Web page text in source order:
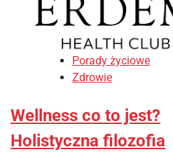
Porady życiowe
Zdrowie
Wellness co to jest?
Holistyczna filozofia